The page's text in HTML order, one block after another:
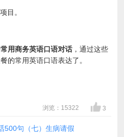
目。
常用商务英语口语对话 ，通过这些
的常用英语口语表达了。
浏览：15322 3
500句（七）生病请假